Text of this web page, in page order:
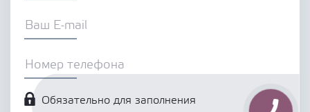
Обязательно для заполнения